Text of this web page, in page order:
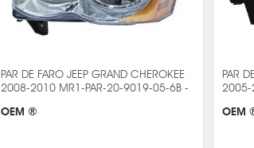
PAR DE FARO JEEP GRAND CHEROKEE
2008-2010 MR1-PAR-20-9019-05-6B -
OEM ®
PAR
2005-
OEM